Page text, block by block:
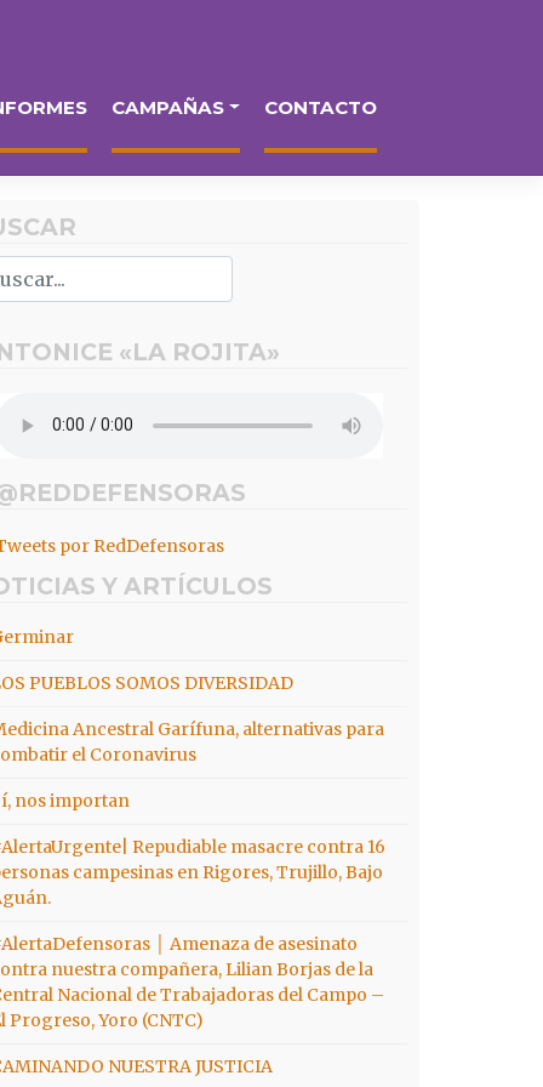
CAMPAÑAS CONTACTO
«LA ROJITA»
por RedDefensoras
Y ARTÍCULOS
PUEBLOS SOMOS DIVERSIDAD
Ancestral Garífuna, alternativas para
el Coronavirus
nos importan
Repudiable masacre contra 16
campesinas en Rigores, Trujillo, Bajo
│ Amenaza de asesinato
nuestra compañera, Lilian Borjas de la
Nacional de Trabajadoras del Campo –
Progreso, Yoro (CNTC)
NUESTRA JUSTICIA